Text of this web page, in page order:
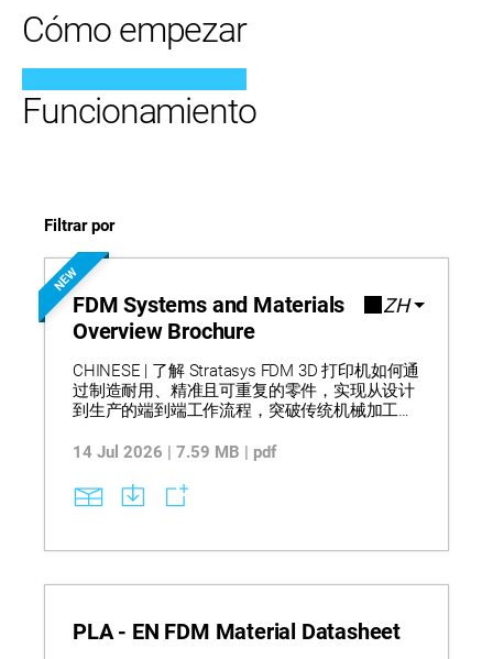
Cómo empezar
Funcionamiento
Filtrar por
NEW
FDM Systems and Materials
Overview Brochure
ZH
CHINESE | 了解 Stratasys FDM 3D 打印机如何通
过制造耐用、精准且可重复的零件，实现从设计
到生产的端到端工作流程，突破传统机械加工限
到工业级系统，支持从概念建模到最终生产的广
工程级和高性能聚合物，可提供优异的强度、耐
久性和尺寸稳定性。GrabCAD Print 和 Insight 等
力，而详尽的设备规格、材料性能数据及选材指
字化制造。
14 Jul 2026 | 7.59 MB | pdf
PLA - EN FDM Material Datasheet